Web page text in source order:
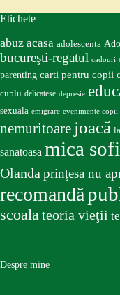
Etichete
abuz acasa adolescenta
bucureşti-regatul cadouri
parenting carti pentru copii
cuplu delicatese depresie
sexuala emigrare evenimente copii
nemuritoare joacă
sanatoasa mica
Olanda prinţesa nu
recomandă
scoala teoria vieţii
Despre mine